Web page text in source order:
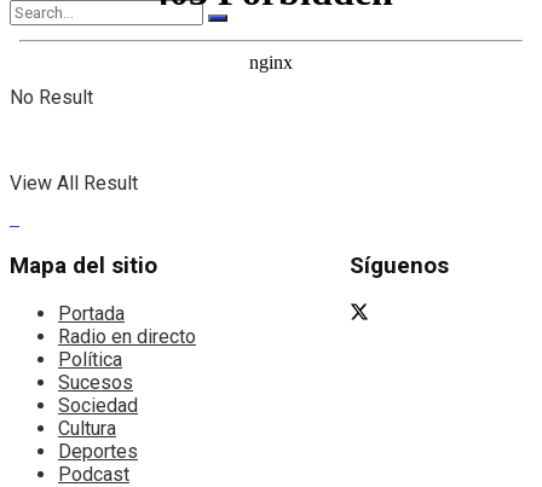
No Result
View All Result
Mapa del sitio
Portada
Radio en directo
Política
Sucesos
Sociedad
Cultura
Deportes
Podcast
Síguenos